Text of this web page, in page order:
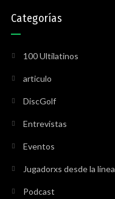
Categorías
100 Ultilatinos
articulo
DiscGolf
Entrevistas
Eventos
Jugadorxs desde la línea
Podcast